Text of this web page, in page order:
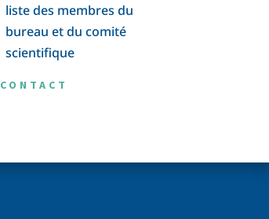
liste des membres du
bureau et du comité
scientifique
CONTACT